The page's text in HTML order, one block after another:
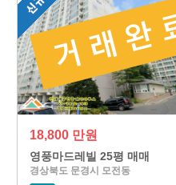
18,800 만원
영풍마드레빌 25평 매매
경상북도 문경시 모전동